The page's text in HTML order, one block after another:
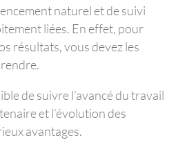
naturel et de suivi
liées. En effet, pour
résultats, vous devez les
de suivre l’avancé du travail
et l’évolution des
avantages.